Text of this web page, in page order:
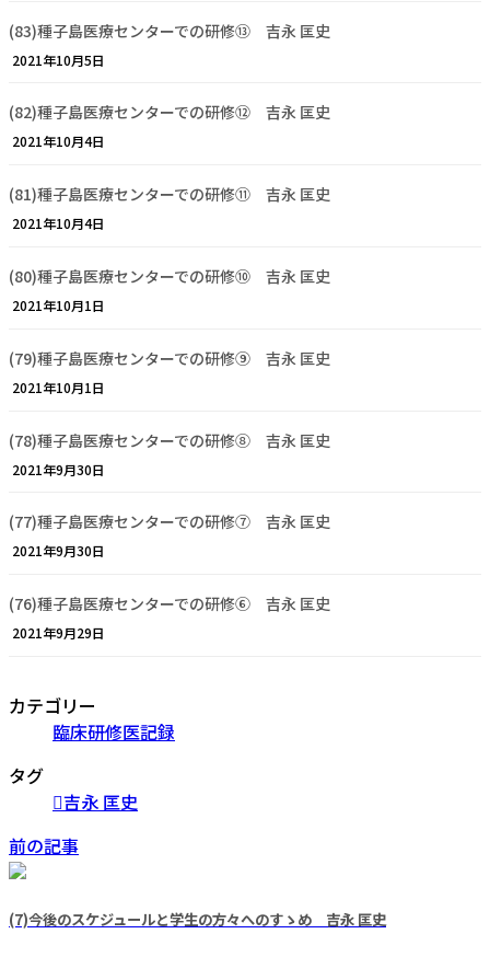
(83)種子島医療センターでの研修⑬ 吉永 匡史
2021年10月5日
(82)種子島医療センターでの研修⑫ 吉永 匡史
2021年10月4日
(81)種子島医療センターでの研修⑪ 吉永 匡史
2021年10月4日
(80)種子島医療センターでの研修⑩ 吉永 匡史
2021年10月1日
(79)種子島医療センターでの研修⑨ 吉永 匡史
2021年10月1日
(78)種子島医療センターでの研修⑧ 吉永 匡史
2021年9月30日
(77)種子島医療センターでの研修⑦ 吉永 匡史
2021年9月30日
(76)種子島医療センターでの研修⑥ 吉永 匡史
2021年9月29日
カテゴリー
臨床研修医記録
タグ
吉永 匡史
前の記事
(7)今後のスケジュールと学生の方々へのすゝめ 吉永 匡史